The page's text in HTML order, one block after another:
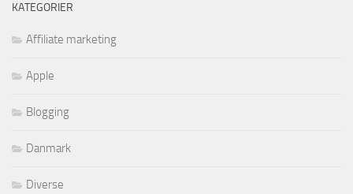
KATEGORIER
Affiliate marketing
Apple
Blogging
Danmark
Diverse